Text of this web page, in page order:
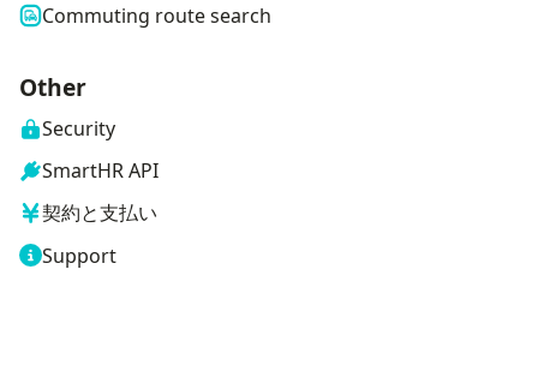
Commuting route search
Other
Security
SmartHR API
契約と支払い
Support